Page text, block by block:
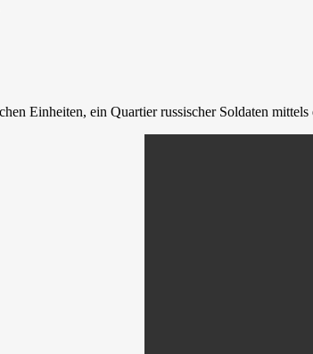
Einheiten, ein Quartier russischer Soldaten